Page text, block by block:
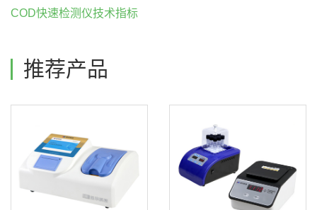
COD快速检测仪技术指标
推荐产品